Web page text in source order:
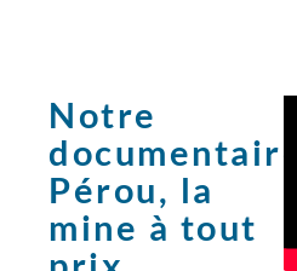
Notre
documentaire:
Pérou, la
mine à tout